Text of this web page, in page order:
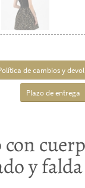
de cambios y
Plazo de entrega
y